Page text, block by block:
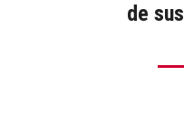
de